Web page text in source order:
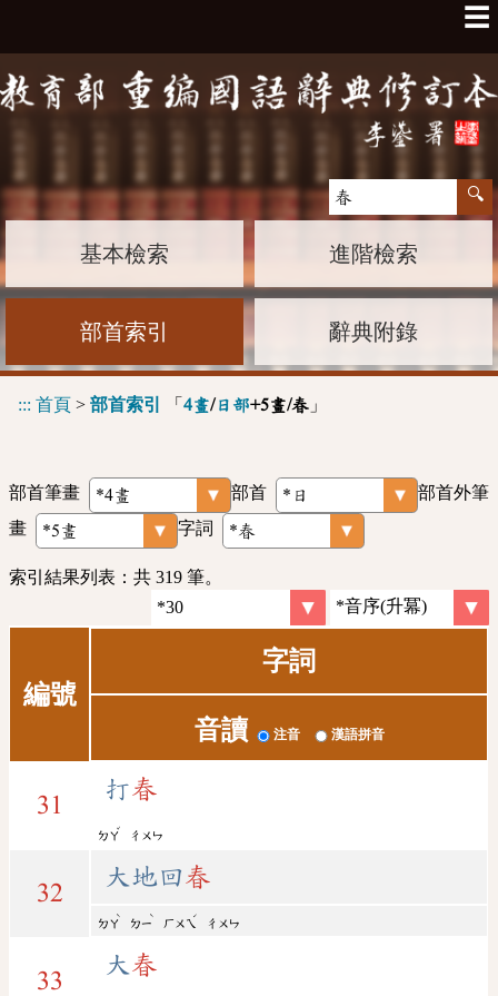
☰
基本檢索 進階檢索
部首索引 辭典附錄
::: 首頁 > 部首索引 「 4畫/日部+5畫/春 」
部首筆畫 部首
部首外筆
畫
字詞
索引結果列表：共 319 筆。
編號
字詞
音讀 注音 漢語拼音
31
打春
ㄉㄚ
ˇ
ㄔㄨㄣ
32
大地回春
ㄉㄚ
ˋ
ㄉㄧ
ˋ
ㄏㄨㄟ
ˊ
ㄔㄨㄣ
33
大春